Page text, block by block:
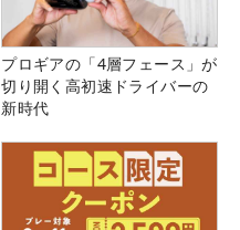
プロギアの「4層フェース」が
切り開く高初速ドライバーの
新時代